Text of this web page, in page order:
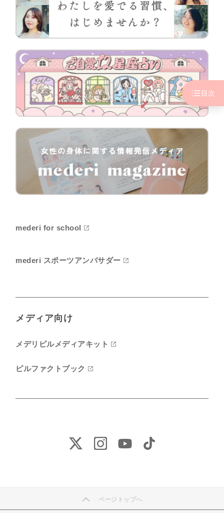
目次
mederi for school
mederi スポーツアンバサダー
メディア向け
メデリピルメディアキット
ピルファクトブック
ページトップへ